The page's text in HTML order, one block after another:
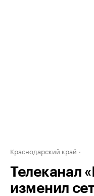
Краснодарский край
Телеканал
изменил